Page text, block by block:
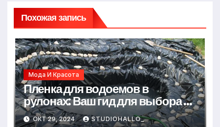
Похожая запись
Мода И Красота
Пленка для водоемов в
рулонах: Ваш гид для выбора и
применения
ОКТ 29, 2024 STUDIOHALLO_